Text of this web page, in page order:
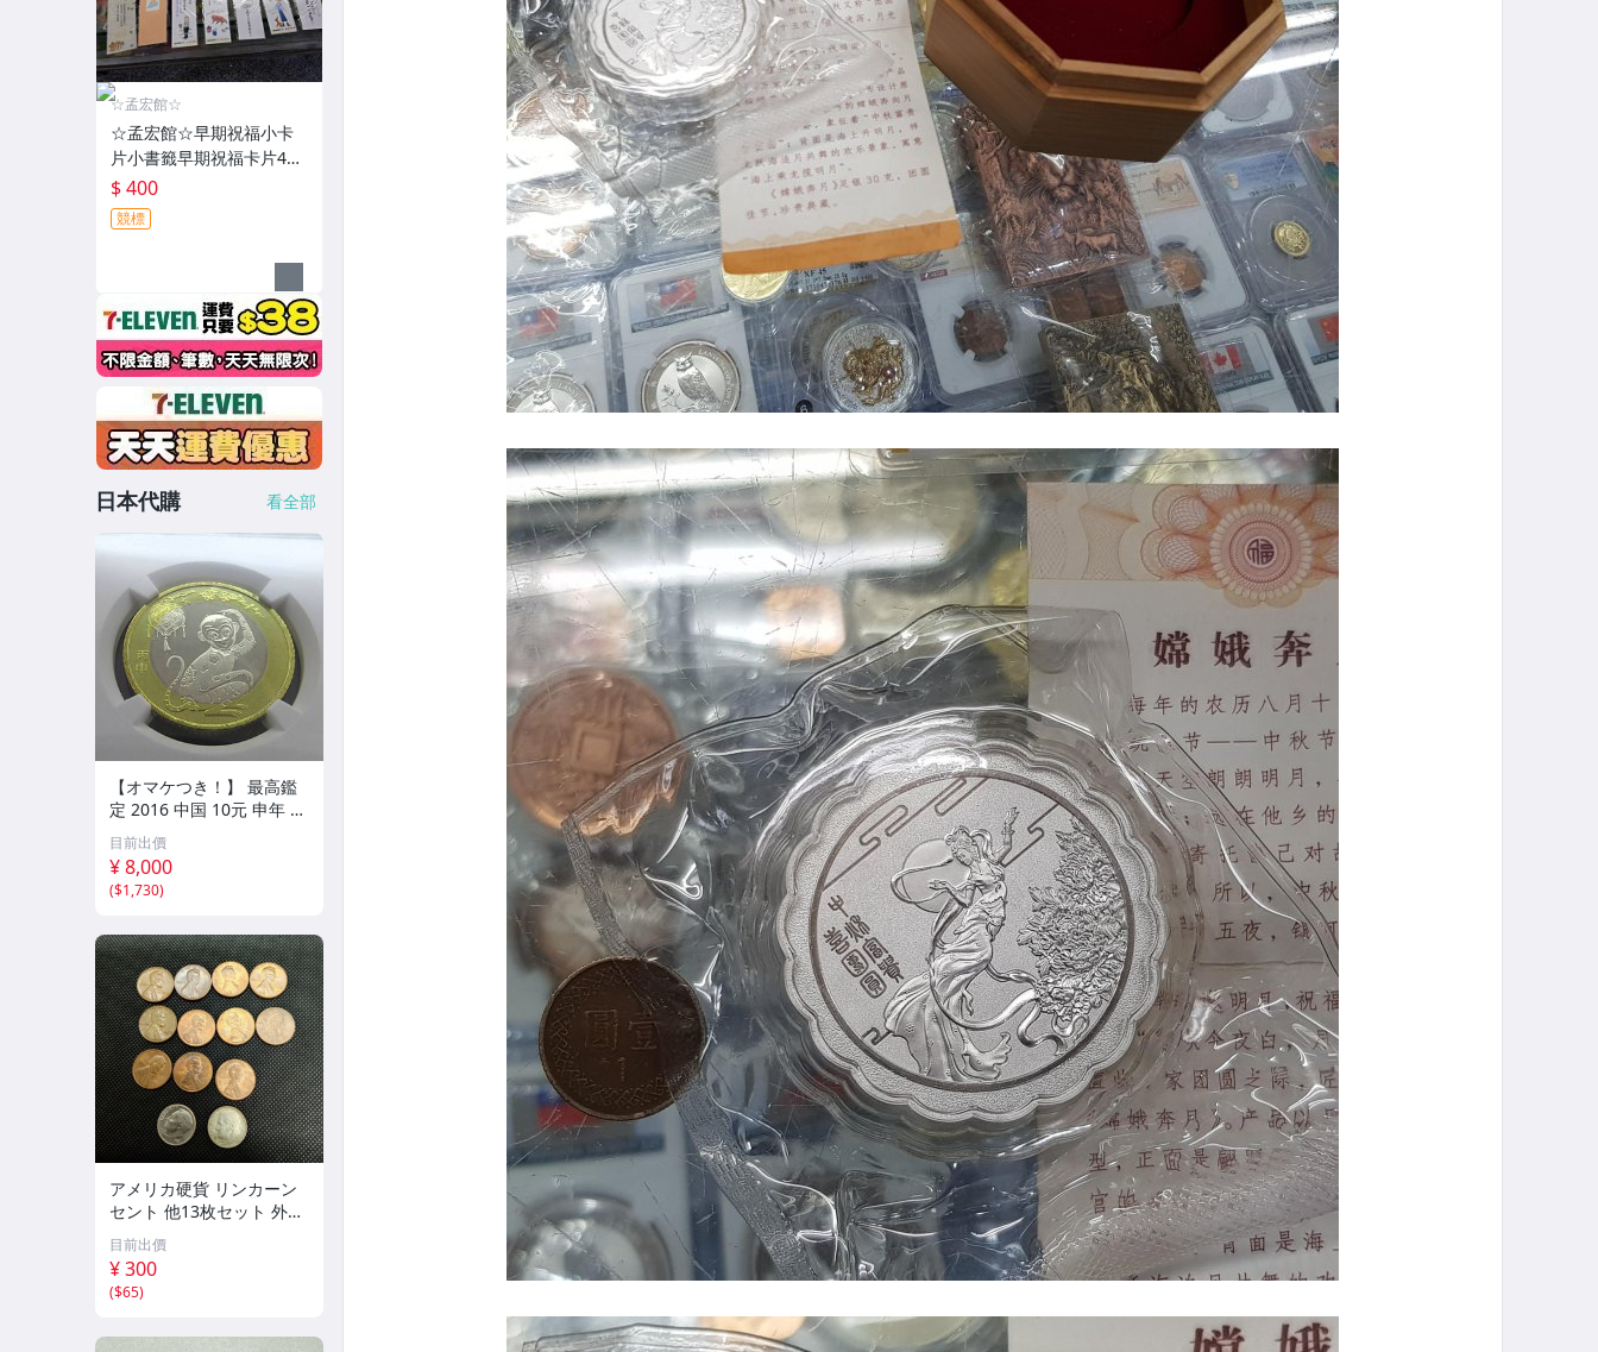
☆孟宏館☆
☆孟宏館☆早期祝福小卡
片小書籤早期祝福卡片45
張~安.260801.74
$ 400
競標
日本代購 看全部
【オマケつき！】 最高鑑
定 2016 中国 10元 申年 猿
バイメタル NGC MS69PL
プルーフライク 初期発行
金猴春ラベル アンティー
クコイン
目前出價
¥ 8,000
($1,730)
アメリカ硬貨 リンカーン
セント 他13枚セット 外国
コイン 古銭 コレクション
目前出價
¥ 300
($65)